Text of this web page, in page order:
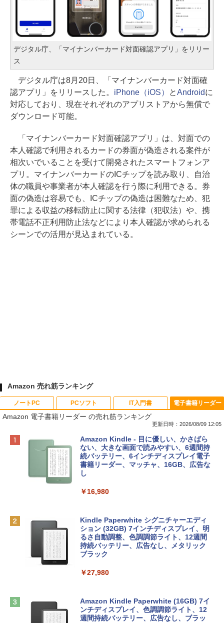
デジタル庁、「マイナンバーカード対面確認アプリ」をリリー
ス
デジタル庁は8月20日、「マイナンバーカード対面確
認アプリ」をリリースした。 iPhone（iOS） とAndroidに
対応しており、現在それぞれのアプリストアから無償で
ダウンロード可能。
「マイナンバーカード対面確認アプリ」は、対面での
本人確認で利用されるカードの券面が偽造される案件が
相次いでいることを受けて開発されたスマートフォンア
プリ。マイナンバーカードのICチップを読み取り、自治
体の職員や事業者が本人確認を行う際に利用できる。券
面の偽造は容易でも、ICチップの偽造は困難なため、犯
罪による収益の移転防止に関する法律（犯収法）や、携
帯電話不正利用防止法などにより本人確認が求められる
シーンでの活用が見込まれている。
Amazon 売れ筋ランキング
ノートPC
Apple 2026 MacBook Neo A18 Proチッ
プ搭載13インチノートブック：AIとAppl
e Intelligenceのために設計、Liquid Ret
inaディスプレイ、8GBユニファイドメモ
リ、256GB SSDストレージ、1080p Fac
tomtoc 360°保護 15.6 16インチ パソコ
ンケース Dell NEC Lavie ASUS HP dyna
book Lenovo対応
13インチノートブック：AIとApple Intell
igence、13.6インチLiquid Retinaディ
スプレイ、16GBユニファイドメモリ、1
PCソフト
Robloxギフトカード - 800 Robux 【限
定バーチャルアイテムを含む】 【オンラ
インゲームコード】 ロブロックス | オン
ラインコード版
定バーチャルアイテムを含む】 【オンラ
インゲームコード】 ロブロックス |オン
ラインコード版
￥1,600
インゲームコード】 ロブロックス | オン
ラインコード版
IT入門書
生成AIパスポート公式テキスト 第４版
￥1,766
￥1,292
非エンジニア 初心者 素人 でも安心 使い
めのAIコーディング入門シリーズ
￥99
電子書籍リーダー
Amazon 電子書籍リーダー の売れ筋ランキング
更新日時：2026/08/09 12:05
Amazon Kindle - 目に優しい、かさばら
ない、大きな画面で読みやすい、6週間持
続バッテリー、6インチディスプレイ電子
書籍リーダー、マッチャ、16GB、広告な
し
￥16,980
Kindle Paperwhite シグニチャーエディ
ション (32GB) 7インチディスプレイ、明
るさ自動調整、色調調節ライト、12週間
持続バッテリー、広告なし、メタリック
ブラック
￥27,980
Amazon Kindle Paperwhite (16GB) 7イ
ンチディスプレイ、色調調節ライト、12
週間持続バッテリー、広告なし、ブラッ